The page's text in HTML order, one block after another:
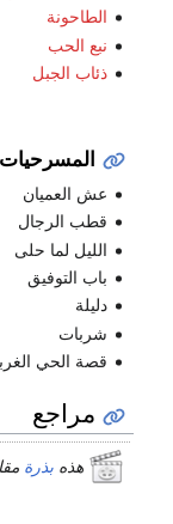
الطاحونة
نبع الحب
ذئاب الجبل
المسرحيات
عش العميان
قطب الرجال
الليل لما حلى
باب التوفيق
دليلة
شربات
قصة الحي
مراجع
هذه بذرة